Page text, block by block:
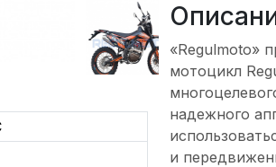
«Regulmoto»
мотоцикл
надежного
и